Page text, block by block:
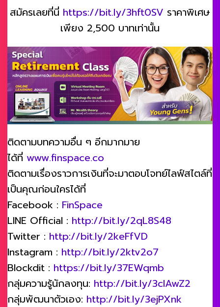
สมัครเลยที่นี่ https://bit.ly/3hft0SV ราคาพิเศษ
เพียง 2,500 บาทเท่านั้น
ติดตามบทความอื่น ๆ อีกมากมาย
ได้ที่ www.finspace.co
ติดตามเรื่องราวการเงินที่จะมาตอบโจทย์ไลฟ์สไตล์ที่
เป็นคุณก่อนใครได้ที่
Facebook : FinSpace
LINE Official : http://bit.ly/2qL8S48
Twitter : http://bit.ly/2keFfVD
Instagram : http://bit.ly/2ktv2o7
Blockdit : https://bit.ly/37EWqmb
กลุ่มความรู้นักลงทุน: http://bit.ly/3clAwZ2
กลุ่มพัฒนาตัวเอง: http://bit.ly/3ejPXnk